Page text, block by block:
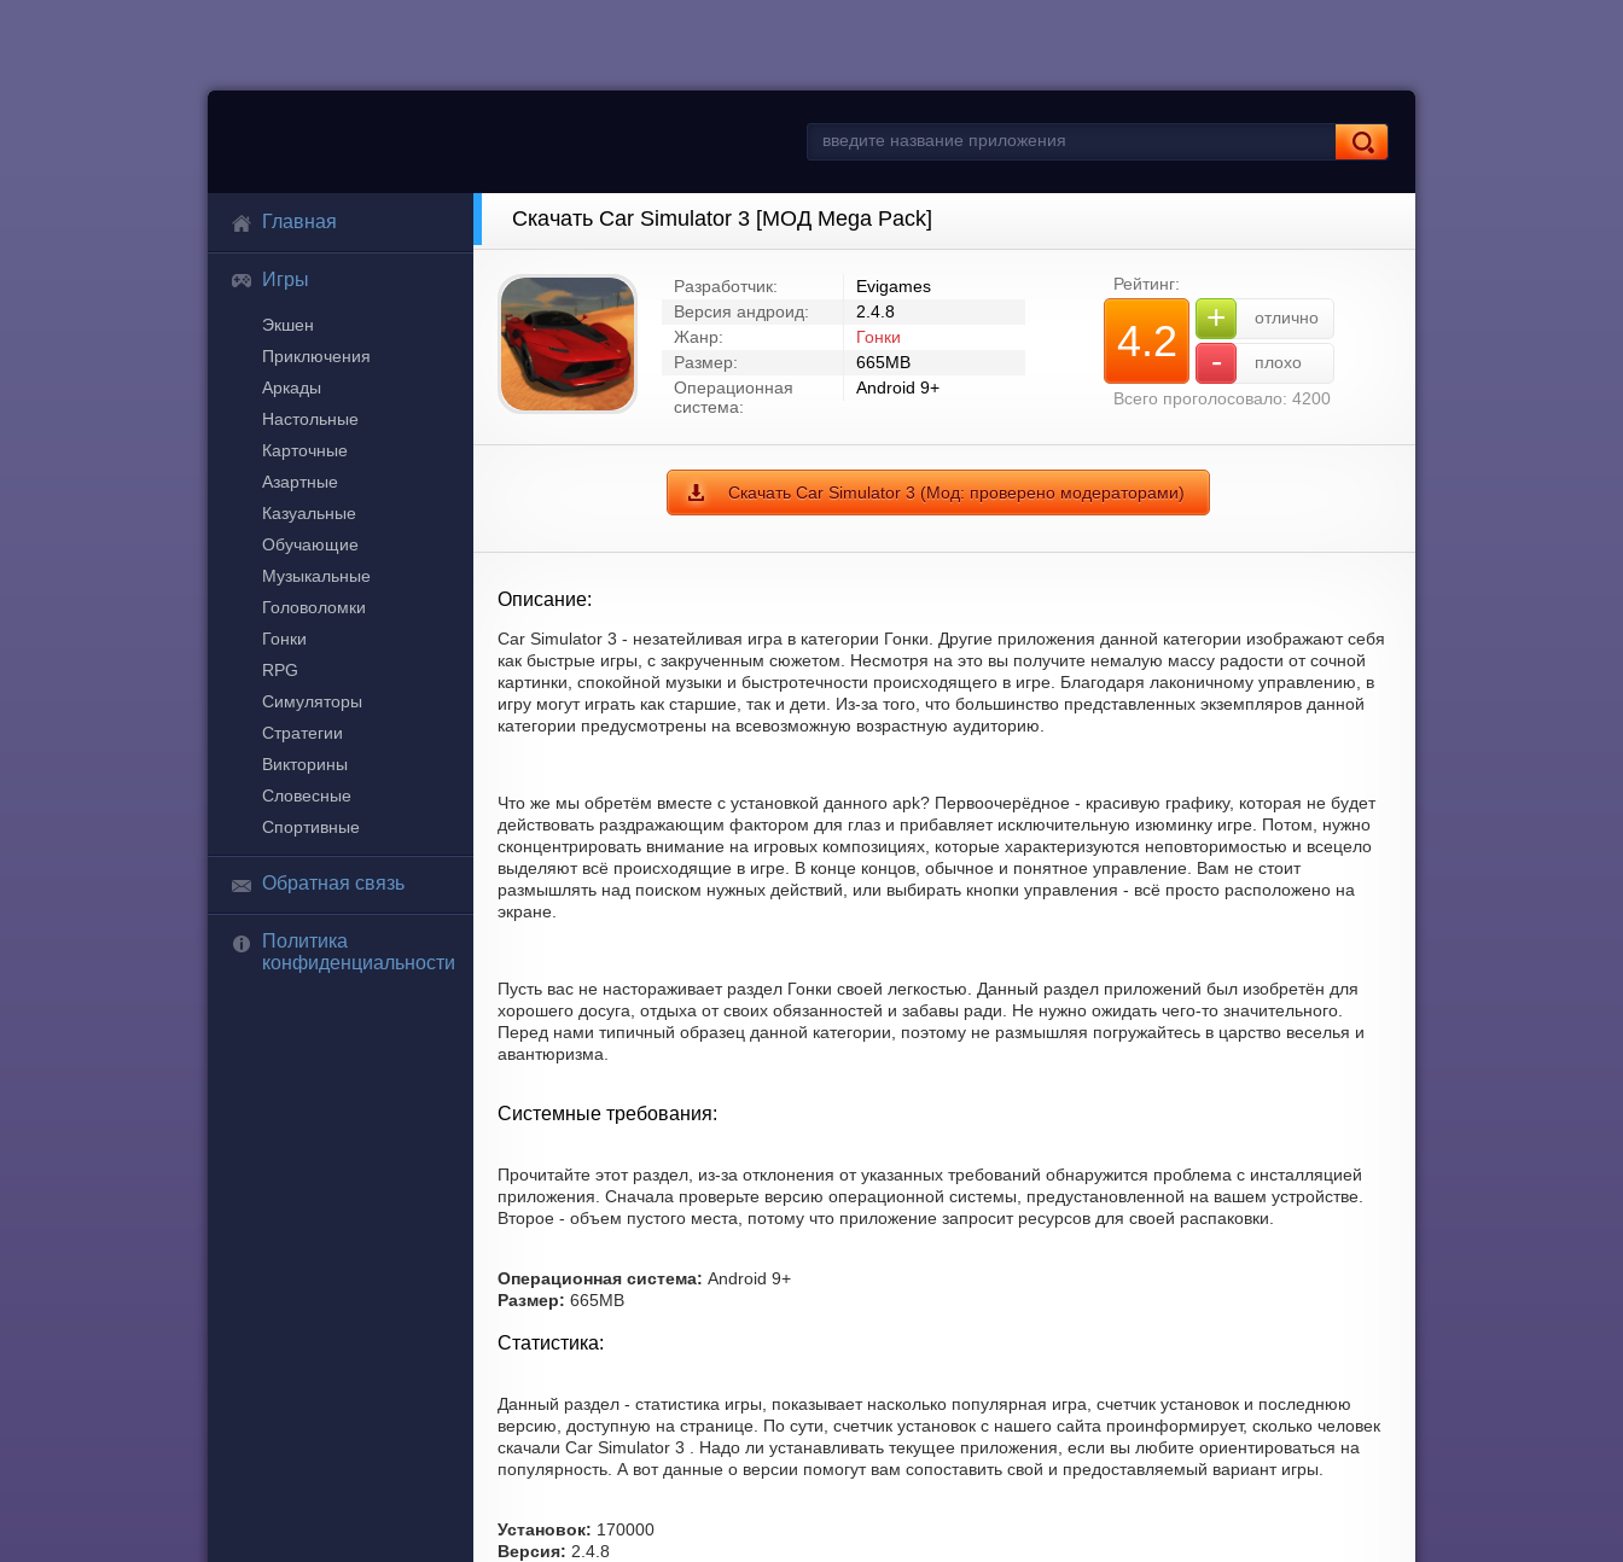
Главная
Игры
Экшен
Приключения
Аркады
Настольные
Карточные
Азартные
Казуальные
Обучающие
Музыкальные
Головоломки
Гонки
RPG
Симуляторы
Стратегии
Викторины
Словесные
Спортивные
Обратная связь
Политика
конфиденциальности
Скачать Car Simulator 3 [МОД Mega Pack]
Разработчик:
Evigames
Версия андроид:
2.4.8
Жанр:
Гонки
Размер:
665MB
Операционная
система:
Android 9+
Рейтинг:
4.2 + отлично
-
плохо
Всего проголосовало: 4200
Скачать Car Simulator 3 (Мод: проверено модераторами)
Описание:
Car Simulator 3 - незатейливая игра в категории Гонки. Другие приложения данной категории изображают себя
как быстрые игры, с закрученным сюжетом. Несмотря на это вы получите немалую массу радости от сочной
картинки, спокойной музыки и быстротечности происходящего в игре. Благодаря лаконичному управлению, в
игру могут играть как старшие, так и дети. Из-за того, что большинство представленных экземпляров данной
категории предусмотрены на всевозможную возрастную аудиторию.
Что же мы обретём вместе с установкой данного apk? Первоочерёдное - красивую графику, которая не будет
действовать раздражающим фактором для глаз и прибавляет исключительную изюминку игре. Потом, нужно
сконцентрировать внимание на игровых композициях, которые характеризуются неповторимостью и всецело
выделяют всё происходящие в игре. В конце концов, обычное и понятное управление. Вам не стоит
размышлять над поиском нужных действий, или выбирать кнопки управления - всё просто расположено на
экране.
Пусть вас не настораживает раздел Гонки своей легкостью. Данный раздел приложений был изобретён для
хорошего досуга, отдыха от своих обязанностей и забавы ради. Не нужно ожидать чего-то значительного.
Перед нами типичный образец данной категории, поэтому не размышляя погружайтесь в царство веселья и
авантюризма.
Системные требования:
Прочитайте этот раздел, из-за отклонения от указанных требований обнаружится проблема с инсталляцией
приложения. Сначала проверьте версию операционной системы, предустановленной на вашем устройстве.
Второе - объем пустого места, потому что приложение запросит ресурсов для своей распаковки.
Операционная система: Android 9+
Размер: 665MB
Статистика:
Данный раздел - статистика игры, показывает насколько популярная игра, счетчик установок и последнюю
версию, доступную на странице. По сути, счетчик установок с нашего сайта проинформирует, сколько человек
скачали Car Simulator 3 . Надо ли устанавливать текущее приложения, если вы любите ориентироваться на
популярность. А вот данные о версии помогут вам сопоставить свой и предоставляемый вариант игры.
Установок: 170000
Версия: 2.4.8